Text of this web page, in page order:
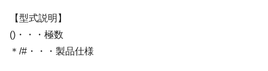
【型式説明】
()・・・極数
＊/#・・・製品仕様